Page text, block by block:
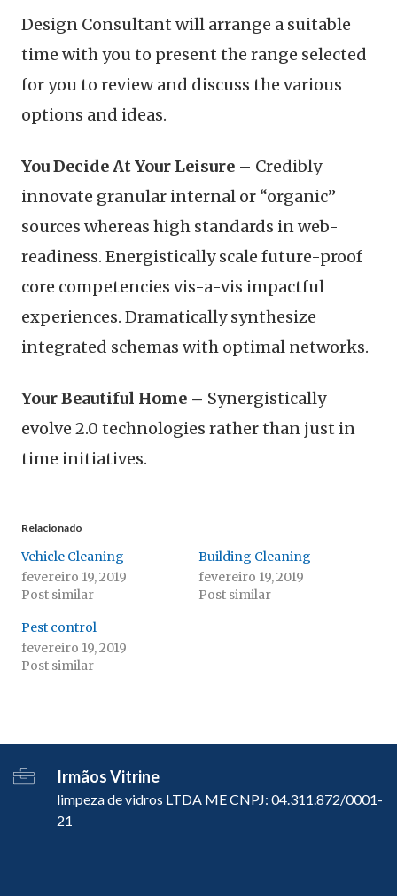
Design Consultant will arrange a suitable
time with you to present the range selected
for you to review and discuss the various
options and ideas.
You Decide At Your Leisure – Credibly
innovate granular internal or “organic”
sources whereas high standards in web-
readiness. Energistically scale future-proof
core competencies vis-a-vis impactful
experiences. Dramatically synthesize
integrated schemas with optimal networks.
Your Beautiful Home – Synergistically
evolve 2.0 technologies rather than just in
time initiatives.
Relacionado
Vehicle Cleaning
fevereiro 19, 2019
Post similar
Building Cleaning
fevereiro 19, 2019
Post similar
Pest control
fevereiro 19, 2019
Post similar
Irmãos Vitrine
limpeza de vidros LTDA ME CNPJ: 04.311.872/0001-
21